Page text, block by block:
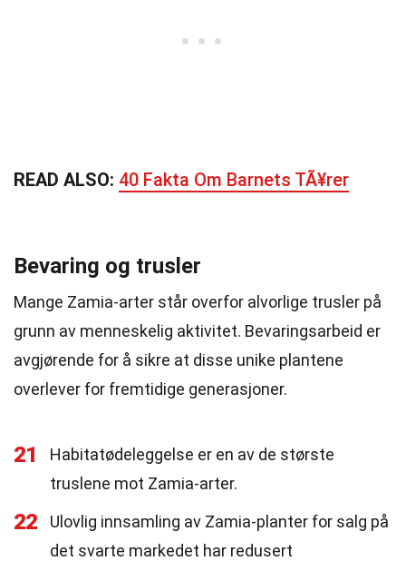
READ ALSO: 40 Fakta Om Barnets TÃ¥rer
Bevaring og trusler
Mange Zamia-arter står overfor alvorlige trusler på
grunn av menneskelig aktivitet. Bevaringsarbeid er
avgjørende for å sikre at disse unike plantene
overlever for fremtidige generasjoner.
21
Habitatødeleggelse er en av de største
truslene mot Zamia-arter.
22
Ulovlig innsamling av Zamia-planter for salg på
det svarte markedet har redusert